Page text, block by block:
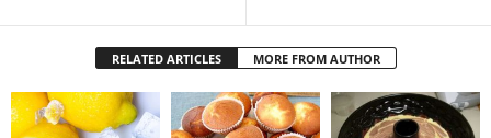
RELATED ARTICLES MORE FROM AUTHOR